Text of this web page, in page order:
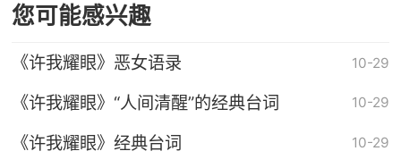
您可能感兴趣
《许我耀眼》恶女语录 10-29
《许我耀眼》“人间清醒”的经典台词 10-29
《许我耀眼》经典台词 10-29